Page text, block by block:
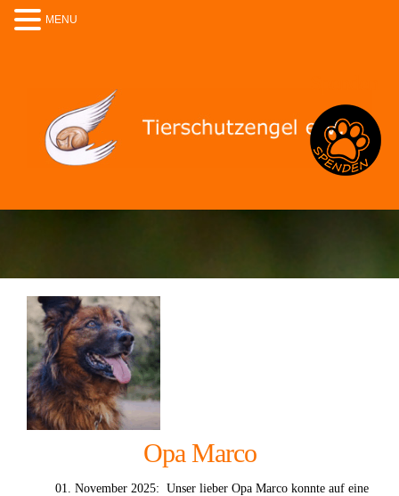
Opa Marco
01. November 2025: Unser lieber Opa Marco konnte auf eine
MENU